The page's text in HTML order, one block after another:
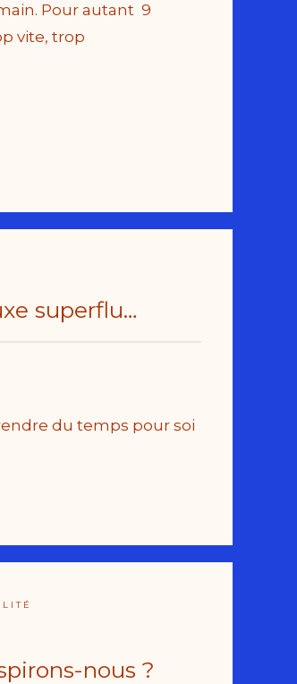
Pour autant 9
vite, trop
superflu…
du temps pour soi
nous ?